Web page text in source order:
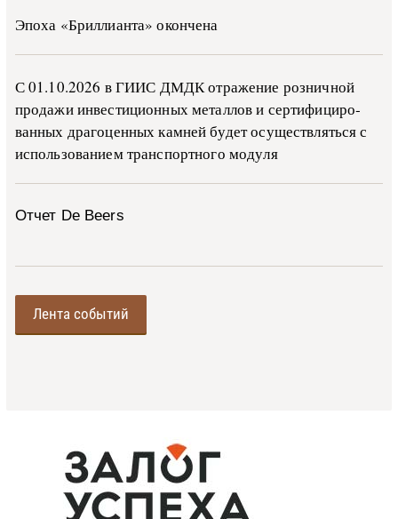
Эпоха «Бриллианта» окончена
С 01.10.2026 в ГИИС ДМДК от­ра­же­ние роз­ни­ч­ной
про­да­жи ин­ве­сти­ци­он­ных ме­тал­лов и сер­ти­фи­ци­ро­
ван­ных дра­го­цен­ных ка­м­ней бу­дет осу­ще­ств­лять­ся с
ис­поль­зо­ва­ни­ем тран­с­пор­т­но­го мо­ду­ля
Отчет De Beers
Лента событий